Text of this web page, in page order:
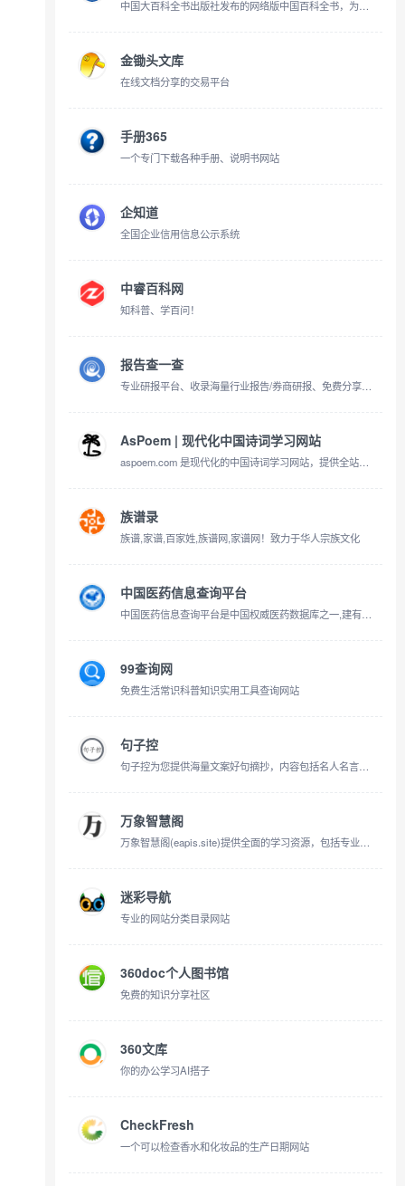
中国大百科全书出版社发布的网络版中国百科全书，为读者提供准确、权威的知识查询服务。涵盖了文化、文学、科学、教育、历史、社会、经济、艺术等多个专题。
金锄头文库
在线文档分享的交易平台
手册365
一个专门下载各种手册、说明书网站
企知道
全国企业信用信息公示系统
中睿百科网
知科普、学百问！
报告查一查
专业研报平台、收录海量行业报告/券商研报、免费分享行业研报
AsPoem | 现代化中国诗词学习网站
aspoem.com 是现代化的中国诗词学习网站，提供全站搜索、拼音标注、注释和白话文翻译等功能。无论您对唐诗宋词感兴趣还是想深入学习，都是您的理想选择，从这里开始您的诗歌之旅！
族谱录
族谱,家谱,百家姓,族谱网,家谱网！致力于华人宗族文化
中国医药信息查询平台
中国医药信息查询平台是中国权威医药数据库之一,建有海量的医学和药学内容。包括疾病,症状,药品,医生,医院,中药材,食品营养,针炙穴位,医美等30+数据库,拥有百科,视频,问答,病例,预约,咨询,便民购药等板块。为大众提供了专业,科学,可靠,实用的健康科普知识,让大众面对医疗健康信息不再迷茫。
99查询网
免费生活常识科普知识实用工具查询网站
句子控
句子控为您提供海量文案好句摘抄，内容包括名人名言、伤感文案、祝福语、古诗词、书籍台词、朋友圈文案等。海量好句子任您摘抄，和灵感枯竭说再见。
万象智慧阁
万象智慧阁(eapis.site)提供全面的学习资源，包括专业的汉语词典、英语单词、古诗词赏析、作文范文、节气知识、名字大全和百家姓等。我们致力于为用户提供高质量的学习内容，是您在线学习传统文化和提升语言能力的理想选择。加入我们，一起探索知识的海洋！
迷彩导航
专业的网站分类目录网站
360doc个人图书馆
免费的知识分享社区
360文库
你的办公学习AI搭子
CheckFresh
一个可以检查香水和化妆品的生产日期网站